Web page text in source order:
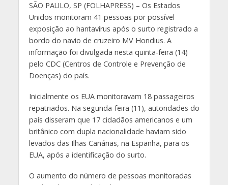
SÃO PAULO, SP (FOLHAPRESS) – Os Estados
Unidos monitoram 41 pessoas por possível
exposição ao hantavírus após o surto registrado a
bordo do navio de cruzeiro MV Hondius. A
informação foi divulgada nesta quinta-feira (14)
pelo CDC (Centros de Controle e Prevenção de
Doenças) do país.
Inicialmente os EUA monitoravam 18 passageiros
repatriados. Na segunda-feira (11), autoridades do
país disseram que 17 cidadãos americanos e um
britânico com dupla nacionalidade haviam sido
levados das Ilhas Canárias, na Espanha, para os
EUA, após a identificação do surto.
O aumento do número de pessoas monitoradas